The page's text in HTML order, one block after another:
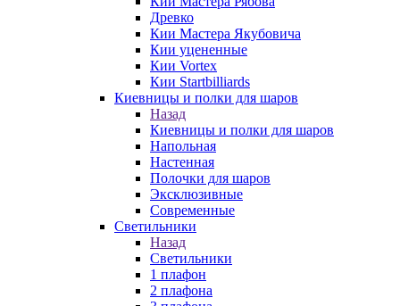
Древко
Кии Мастера Якубовича
Кии уцененные
Кии Vortex
Кии Startbilliards
Киевницы и полки для шаров
Назад
Киевницы и полки для шаров
Напольная
Настенная
Полочки для шаров
Эксклюзивные
Современные
Светильники
Назад
Светильники
1 плафон
2 плафона